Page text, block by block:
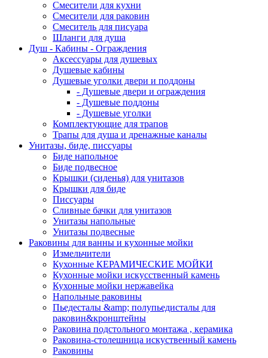
Смесители для кухни
Смесители для раковин
Смеситель для писуара
Шланги для душа
Душ - Кабины - Ограждения
Аксессуары для душевых
Душевые кабины
Душевые уголки двери и поддоны
- Душевые двери и ограждения
- Душевые поддоны
- Душевые уголки
Комплектующие для трапов
Трапы для душа и дренажные каналы
Унитазы, биде, писсуары
Биде напольное
Биде подвесное
Крышки (сиденья) для унитазов
Крышки для биде
Писсуары
Сливные бачки для унитазов
Унитазы напольные
Унитазы подвесные
Раковины для ванны и кухонные мойки
Измельчители
Кухонные КЕРАМИЧЕСКИЕ МОЙКИ
Кухонные мойки искусственный камень
Кухонные мойки нержавейка
Напольные раковины
Пьедесталы &amp; полупьедисталы для
раковин&кронштейны
Раковина подстольного монтажа , керамика
Раковина-столешница искуственный камень
Раковины